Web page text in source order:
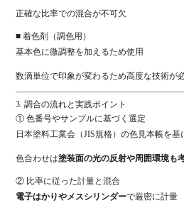
正確な 比率での混合が不可欠
■着色剤（調色用）
基本色に微調整を加えるため使用
数滴単位で印象が変わるため高度な技術が
3.調合の流れと実践ポイント
①色番号やサンプルに基づく選定
日本塗料工業会（JIS規格）の色見本帳を基
色合わせは塗装面の光の反射や周囲環境も
② 比率に従った計量と混合
電子はかりやメスシリンダーで厳密に計量